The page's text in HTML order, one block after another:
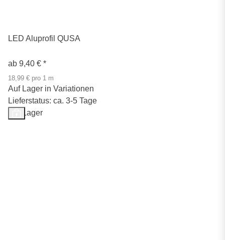
LED Aluprofil QUSA
ab 9,40 € *
18,99 € pro 1 m
Auf Lager in Variationen
Lieferstatus: ca. 3-5 Tage
Auf Lager